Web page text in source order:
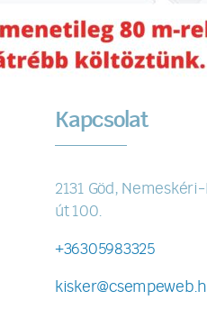
Kapcsolat
2131 Göd,
út 100.
+36305983325